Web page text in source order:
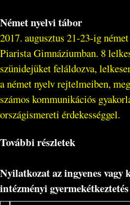
Német nyelvi tábor
2017. augusztus 21-23-ig
Piarista Gimnáziumban. 8
szünidejüket feláldozva,
a német nyelv rejtelmeiben,
számos kommunikációs
országismereti érdekességgel.
További részletek
Nyilatkozat az ingyenes vagy
intézményi